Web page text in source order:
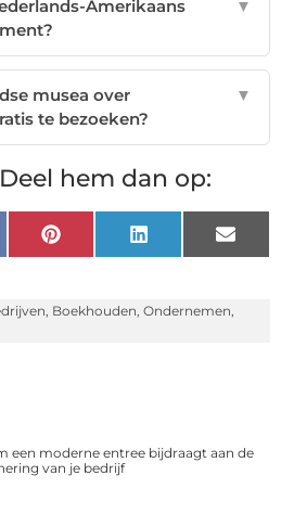
Amerikaans
▼
musea over
te bezoeken?
▼
hem dan op:
Pinterest LinkedIn Email
Boekhouden Ondernemen
een moderne entree bijdraagt aan de
van je bedrijf